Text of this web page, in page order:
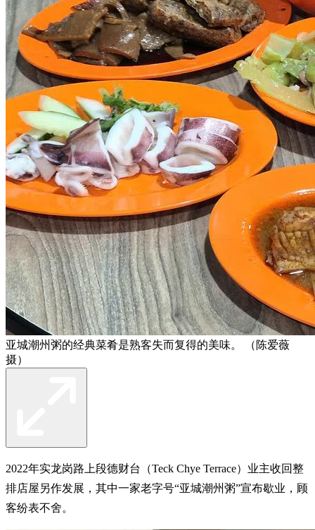
亚城潮州粥的经典菜肴是熟客失而复得的美味。 （陈爱薇
摄）
2022年实龙岗路上段德财台（Teck Chye Terrace）业主收回整
排店屋另作发展，其中一家老字号“亚城潮州粥”宣布歇业，顾
客纷表不舍。